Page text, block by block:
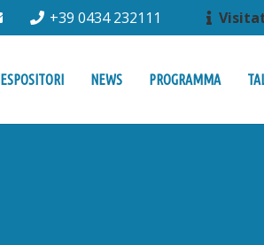
+39 0434 232111
ESPOSITORI NEWS PROGRAMMA